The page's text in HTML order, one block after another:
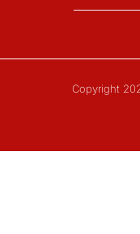
Copyright